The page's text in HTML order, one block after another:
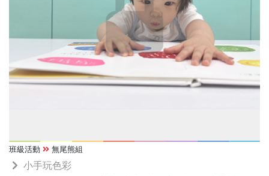
班級活動 無尾熊組
小手玩色彩